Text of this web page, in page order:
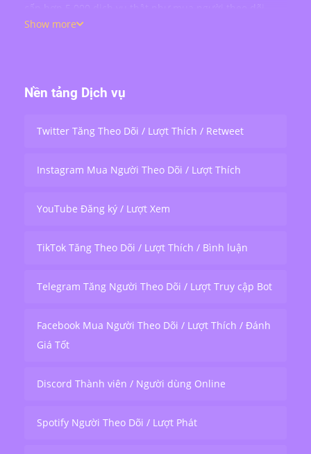
cấp hơn 5.000 dịch vụ thật như mua người theo dõi,
lượt thích, bình luận, lượt xem, chia sẻ và tương tác
Show more
Nền tảng Dịch vụ
Twitter Tăng Theo Dõi / Lượt Thích / Retweet
Instagram Mua Người Theo Dõi / Lượt Thích
YouTube Đăng ký / Lượt Xem
TikTok Tăng Theo Dõi / Lượt Thích / Bình luận
Telegram Tăng Người Theo Dõi / Lượt Truy cập Bot
Facebook Mua Người Theo Dõi / Lượt Thích / Đánh
Giá Tốt
Discord Thành viên / Người dùng Online
Spotify Người Theo Dõi / Lượt Phát